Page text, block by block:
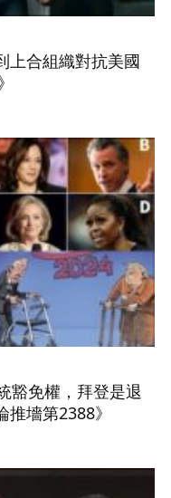
上合組織對抗美國
豁免權，拜登是退
墻第2388》